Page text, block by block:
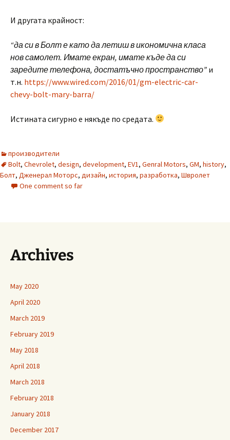
И другата крайност:
“да си в Болт е като да летиш в икономична класа
нов самолет. Имате екран, имате къде да си
заредите телефона, достатъчно пространство” и
т.н. https://www.wired.com/2016/01/gm-electric-car-
chevy-bolt-mary-barra/
Истината сигурно е някъде по средата.
производители
Bolt, Chevrolet, design, development, EV1, Genral Motors, GM, history,
Болт, Дженерал Моторс, дизайн, история, разработка, Швролет
One comment so far
Archives
May 2020
April 2020
March 2019
February 2019
May 2018
April 2018
March 2018
February 2018
January 2018
December 2017